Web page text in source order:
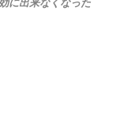
に出来なくなった